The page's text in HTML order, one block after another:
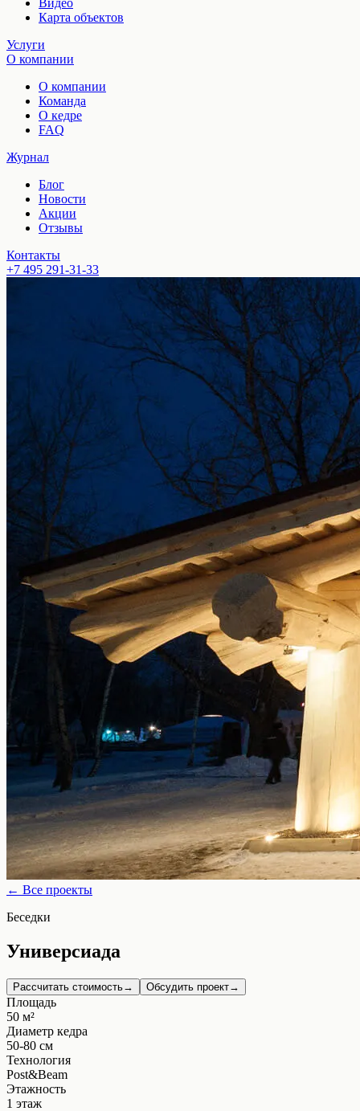
Видео
Карта объектов
Услуги
О компании
О компании
Команда
О кедре
FAQ
Журнал
Блог
Новости
Акции
Отзывы
Контакты
+7 495 291-31-33
← Все проекты
Беседки
Универсиада
Рассчитать стоимость→ Обсудить проект→
Площадь
50 м²
Диаметр кедра
50-80 см
Технология
Post&Beam
Этажность
1 этаж